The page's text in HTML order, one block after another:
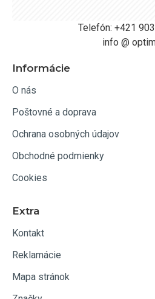
Telefón: +421
info @
Informácie
O nás
Poštovné a doprava
Ochrana osobných údajov
Obchodné podmienky
Cookies
Extra
Kontakt
Reklamácie
Mapa stránok